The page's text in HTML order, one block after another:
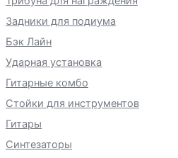
Задники для подиума
Бэк Лайн
Ударная установка
Гитарные комбо
Стойки для инструментов
Гитары
Синтезаторы